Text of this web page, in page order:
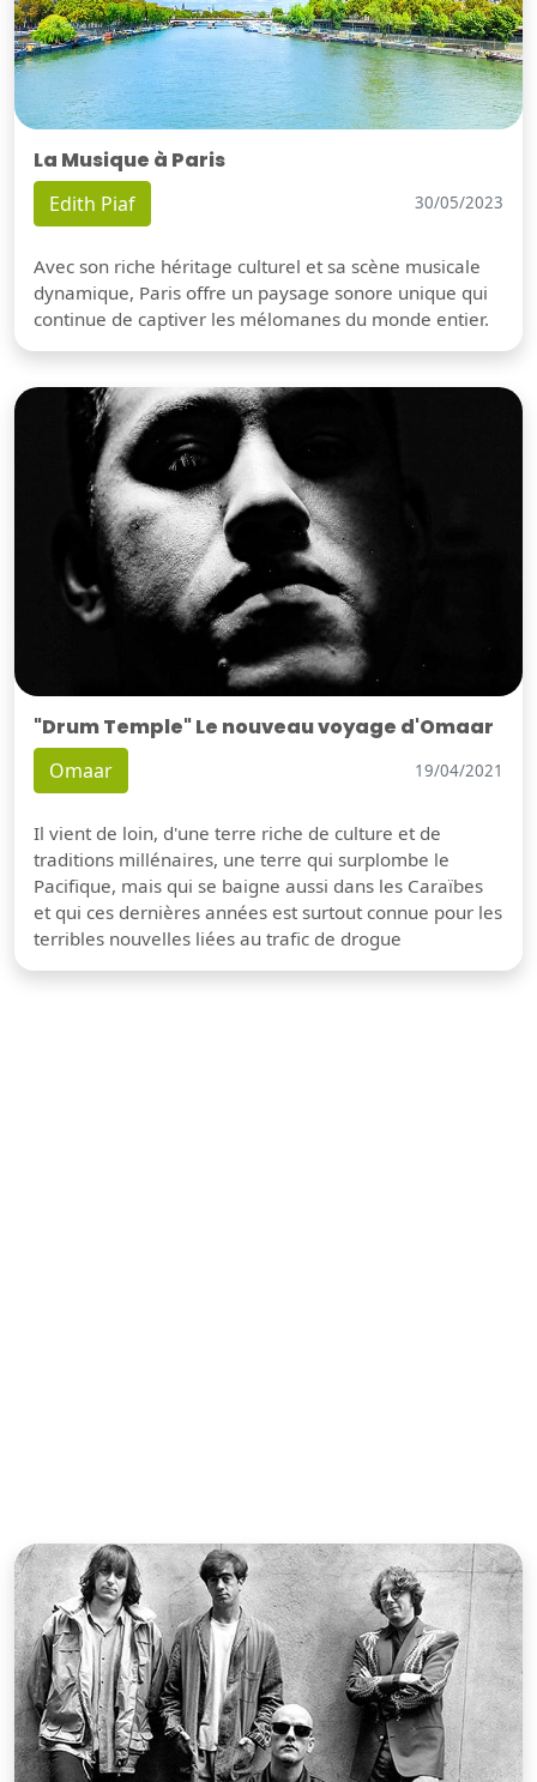
La Musique à Paris
Edith Piaf 30/05/2023
Avec son riche héritage culturel et sa scène musicale
dynamique, Paris offre un paysage sonore unique qui
continue de captiver les mélomanes du monde entier.
"Drum Temple" Le nouveau voyage d'Omaar
Omaar 19/04/2021
Il vient de loin, d'une terre riche de culture et de
traditions millénaires, une terre qui surplombe le
Pacifique, mais qui se baigne aussi dans les Caraïbes
et qui ces dernières années est surtout connue pour les
terribles nouvelles liées au trafic de drogue